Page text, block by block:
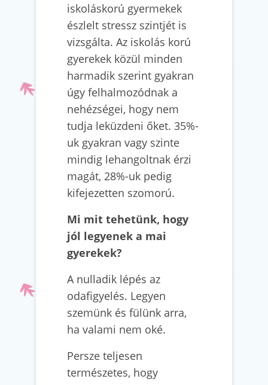
iskoláskorú gyermekek
észlelt stressz szintjét is
vizsgálta. Az iskolás korú
gyerekek közül minden
harmadik szerint gyakran
úgy felhalmozódnak a
nehézségei, hogy nem
tudja leküzdeni őket. 35%-
uk gyakran vagy szinte
mindig lehangoltnak érzi
magát, 28%-uk pedig
kifejezetten szomorú.
Mi mit tehetünk, hogy
jól legyenek a mai
gyerekek?
A nulladik lépés az
odafigyelés. Legyen
szemünk és fülünk arra,
ha valami nem oké.
Persze teljesen
természetes, hogy